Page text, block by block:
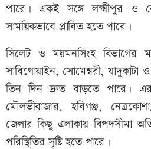
পারে। একই সঙ্গে লক্ষ্মীপুর ও
সাময়িকভাবে প্লাবিত হতে পারে।
সিলেট ও ময়মনসিংহ
সারিগোয়াইন, সোমেশ্বরী,
তিন দিন দ্রুত বাড়তে পারে।
মৌলভীবাজার, হবিগঞ্জ,
জেলার কিছু এলাকায় বিপদসীমা
পরিস্থিতির সৃষ্টি হতে পারে।